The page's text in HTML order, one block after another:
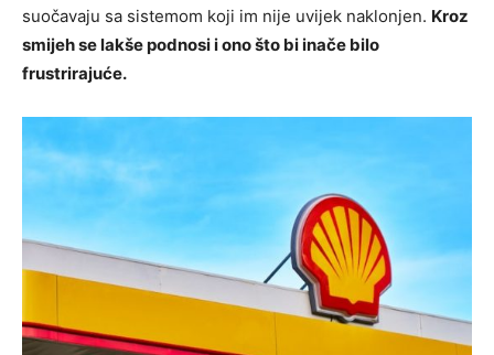
suočavaju sa sistemom koji im nije uvijek naklonjen. Kroz
smijeh se lakše podnosi i ono što bi inače bilo
frustrirajuće.